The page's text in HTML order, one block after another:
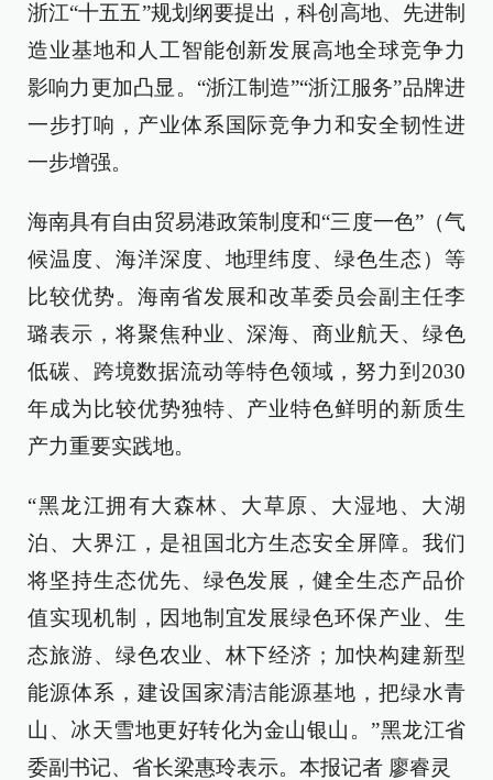
浙江“十五五”规划纲要提出，科创高地、先进制
造业基地和人工智能创新发展高地全球竞争力
影响力更加凸显。“浙江制造”“浙江服务”品牌进
一步打响，产业体系国际竞争力和安全韧性进
一步增强。
海南具有自由贸易港政策制度和“三度一色”（气
候温度、海洋深度、地理纬度、绿色生态）等
比较优势。海南省发展和改革委员会副主任李
璐表示，将聚焦种业、深海、商业航天、绿色
低碳、跨境数据流动等特色领域，努力到2030
年成为比较优势独特、产业特色鲜明的新质生
产力重要实践地。
“黑龙江拥有大森林、大草原、大湿地、大湖
泊、大界江，是祖国北方生态安全屏障。我们
将坚持生态优先、绿色发展，健全生态产品价
值实现机制，因地制宜发展绿色环保产业、生
态旅游、绿色农业、林下经济；加快构建新型
能源体系，建设国家清洁能源基地，把绿水青
山、冰天雪地更好转化为金山银山。”黑龙江省
委副书记、省长梁惠玲表示。本报记者 廖睿灵